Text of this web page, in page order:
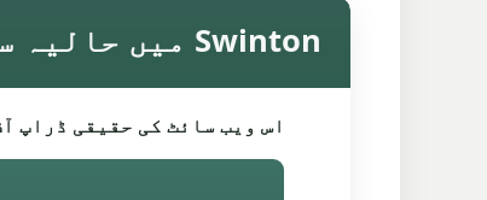
Swinton میں حالیہ سکریپ گاڑی کی قیمتیں
اس ویب سائٹ کی حقیقی ڈراپ